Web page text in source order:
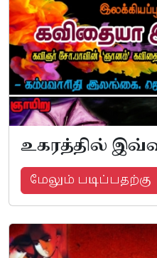
உகரத்தில்
மேலும் படிப்பதற்கு